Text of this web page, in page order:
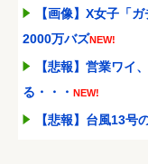
【画像】X女子「
2000万バズNEW!
【悲報】営業ワイ
る・・・ NEW!
【悲報】台風13号